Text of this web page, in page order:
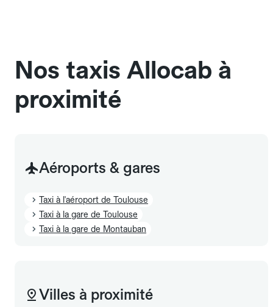
Nos taxis Allocab à
proximité
Aéroports & gares
Taxi à l'aéroport de Toulouse
Taxi à la gare de Toulouse
Taxi à la gare de Montauban
Villes à proximité